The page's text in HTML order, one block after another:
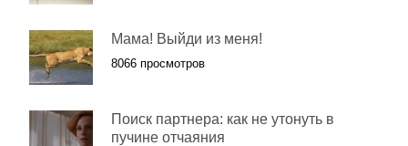
Мама! Выйди из меня!
8066 просмотров
Поиск партнера: как не утонуть в
пучине отчаяния